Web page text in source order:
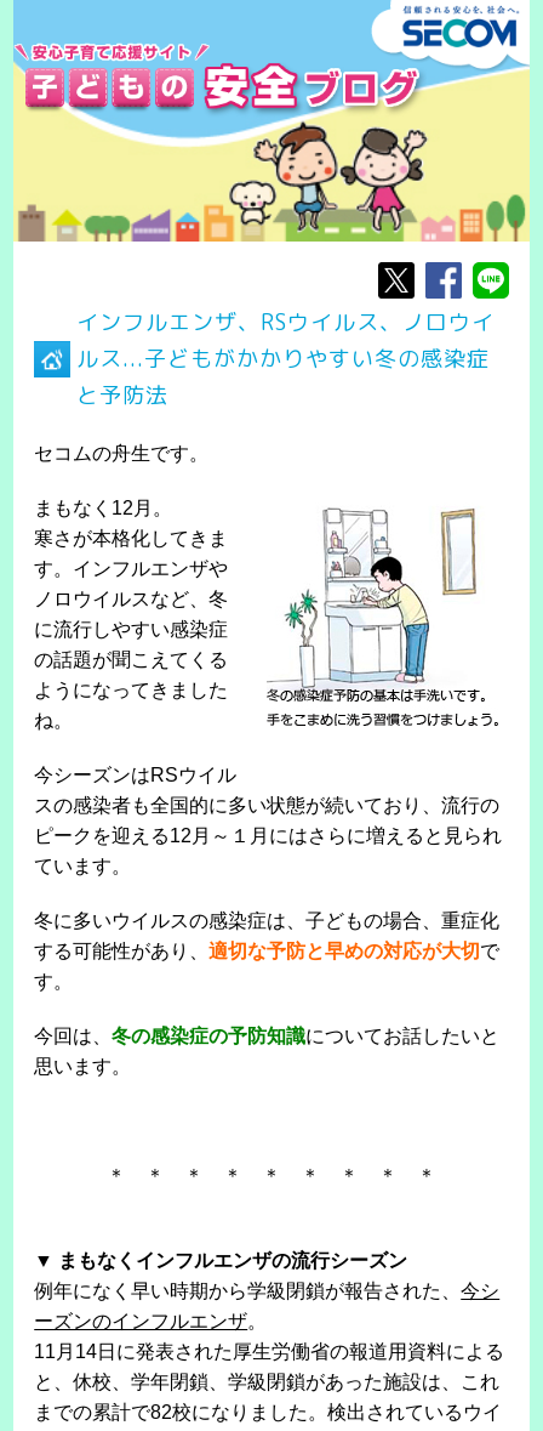
インフルエンザ、RSウイルス、ノロウイ
ルス...子どもがかかりやすい冬の感染症
と予防法
セコムの舟生です。
まもなく12月。
寒さが本格化してきま
す。インフルエンザや
ノロウイルスなど、冬
に流行しやすい感染症
の話題が聞こえてくる
ようになってきました
ね。
今シーズンはRSウイル
スの感染者も全国的に多い状態が続いており、流行の
ピークを迎える12月～１月にはさらに増えると見られ
ています。
冬に多いウイルスの感染症は、子どもの場合、重症化
する可能性があり、適切な予防と早めの対応が大切 で
す。
今回は、冬の感染症の予防知識についてお話したいと
思います。
＊ ＊ ＊ ＊ ＊ ＊ ＊ ＊ ＊
▼ まもなくインフルエンザの流行シーズン
例年になく早い時期から学級閉鎖が報告された、今シ
ーズンのインフルエンザ。
11月14日に発表された厚生労働省の報道用資料による
と、休校、学年閉鎖、学級閉鎖があった施設は、これ
までの累計で82校になりました。検出されているウイ